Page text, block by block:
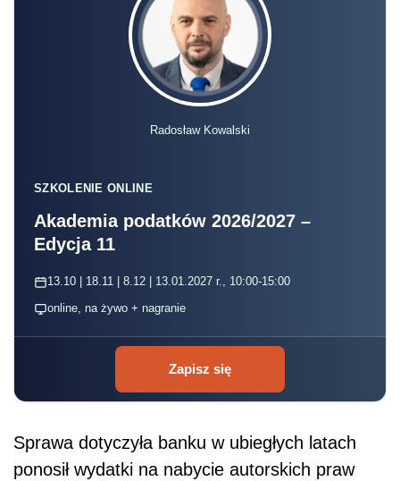
Radosław Kowalski
SZKOLENIE ONLINE
Akademia podatków 2026/2027 –
Edycja 11
13.10 | 18.11 | 8.12 | 13.01.2027 r., 10:00-15:00
online, na żywo + nagranie
Zapisz się
Sprawa dotyczyła banku w ubiegłych latach
ponosił wydatki na nabycie autorskich praw